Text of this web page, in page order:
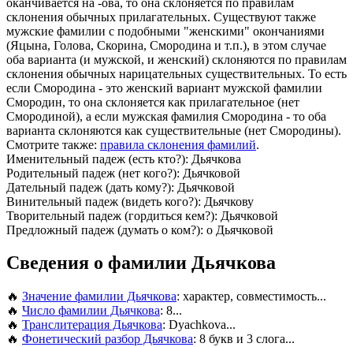
склонения обычных прилагательных. Существуют также
мужские фамилии с подобными "женскими" окончаниями
(Яцына, Голова, Скорина, Смородина и т.п.), в этом случае
оба варианта (и мужской, и женский) склоняются по правилам
склонения обычных нарицательных существительных. То есть
если Смородина - это женский вариант мужской фамилии
Смородин, то она склоняется как прилагательное (нет
Смородиной), а если мужская фамилия Смородина - то оба
варианта склоняются как существительные (нет Смородины).
Смотрите также: правила склонения фамилий.
Именительный падеж (есть кто?): Дьячкова
Родительный падеж (нет кого?): Дьячковой
Дательный падеж (дать кому?): Дьячковой
Винительный падеж (видеть кого?): Дьячкову
Творительный падеж (гордиться кем?): Дьячковой
Предложный падеж (думать о ком?): о Дьячковой
Сведения о фамилии Дьячкова
🔥 Значение фамилии Дьячкова: характер, совместимость...
🔥 Число фамилии Дьячкова: 8...
🔥 Транслитерация Дьячкова: Dyachkova...
🔥 Фонетический разбор Дьячкова: 8 букв и 3 слога...